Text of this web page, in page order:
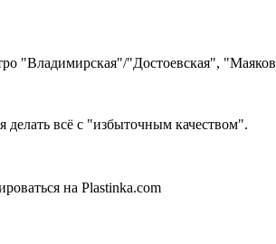
"Владимирская"/"Достоевская",
делать всё с "избыточным качеством".
на Plastinka.com